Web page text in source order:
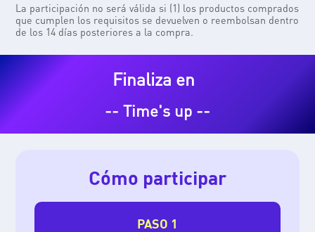
La participación no será válida si (1) los productos comprados
que cumplen los requisitos se devuelven o reembolsan dentro
de los 14 días posteriores a la compra.
Finaliza en
-- Time's up --
Cómo participar
PASO 1